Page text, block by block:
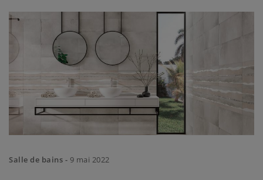
Salle de bains - 9 mai 2022